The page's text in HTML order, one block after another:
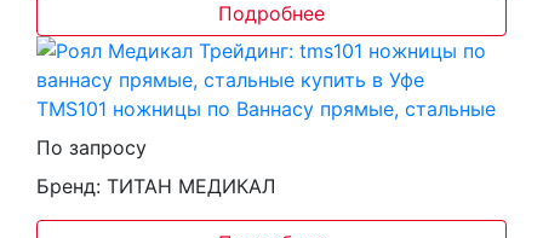
Подробнее
TMS101 ножницы по Ваннасу прямые, стальные
По запросу
Бренд: ТИТАН МЕДИКАЛ